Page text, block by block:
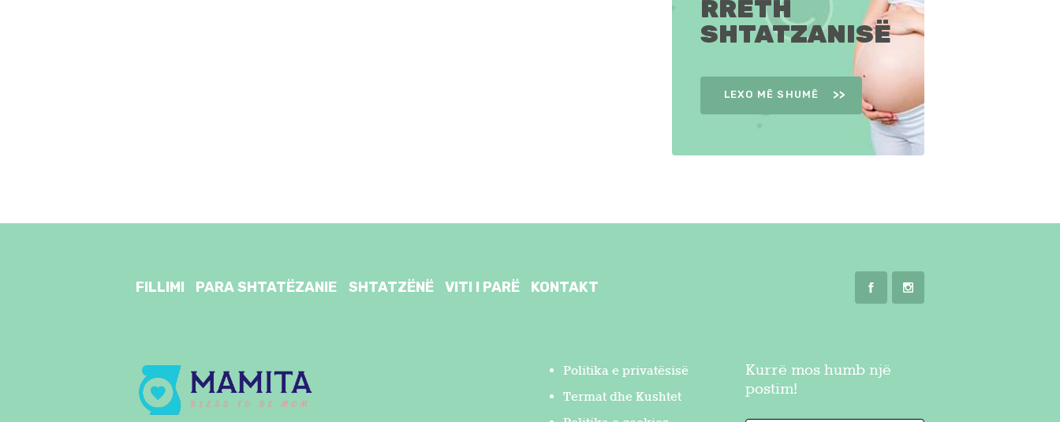
RRETH
SHTATZANISË
LEXO MË SHUMË
FILLIMI PARA SHTATËZANIE SHTATZËNË VITI I PARË KONTAKT
Politika e privatësisë
Termat dhe Kushtet
Kurrë mos humb një
postim!